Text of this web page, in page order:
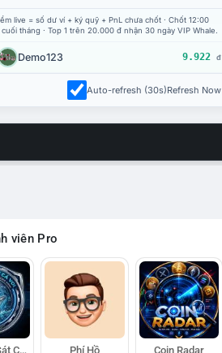
live = số dư ví + ký quỹ + PnL chưa chốt · Chốt 12:00
tháng · Top 1 trên 20.000 đ nhận 30 ngày VIP Whale.
Demo123 9.922 đ
Auto-refresh (30s)Refresh Now
viên Pro
Đội Trinh Sát Cá Voi Phí Hồ Coin Radar